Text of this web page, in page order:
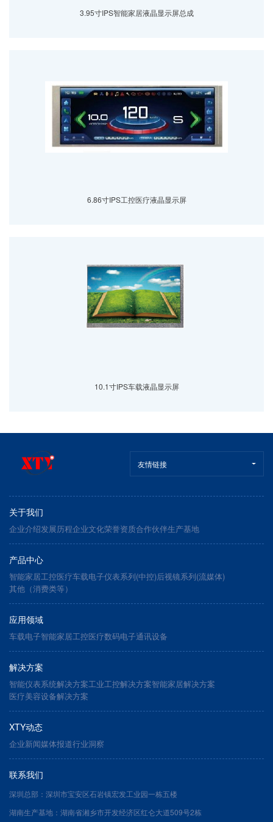
3.95寸IPS智能家居液晶显示屏总成
6.86寸IPS工控医疗液晶显示屏
10.1寸IPS车载液晶显示屏
友情链接
关于我们
企业介绍发展历程企业文化荣誉资质合作伙伴生产基地
产品中心
智能家居工控医疗车载电子仪表系列(中控)后视镜系列(流媒体)
其他（消费类等）
应用领域
车载电子智能家居工控医疗数码电子通讯设备
解决方案
智能仪表系统解决方案工业工控解决方案智能家居解决方案
医疗美容设备解决方案
XTY动态
企业新闻媒体报道行业洞察
联系我们
深圳总部：深圳市宝安区石岩镇宏发工业园一栋五楼
湖南生产基地：湖南省湘乡市开发经济区红仑大道509号2栋